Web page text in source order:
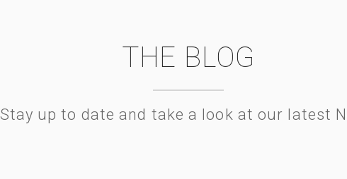
THE BLOG
Stay up to date and take a look at our latest